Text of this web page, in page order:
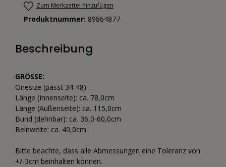
Zum Merkzettel hinzufügen
Produktnummer: 89864877
Beschreibung
GRÖSSE:
Onesize (passt 34-48)
Länge (Innenseite): ca. 78,0cm
Länge (Außenseite): ca. 115,0cm
Bund (dehnbar): ca. 36,0-60,0cm
Beinweite: ca. 40,0cm
Bitte beachte, dass alle Abmessungen eine Toleranz von
+/-3cm beinhalten können.